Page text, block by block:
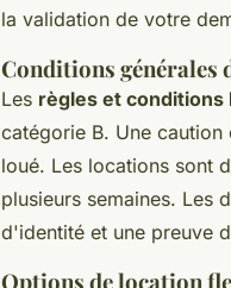
la validation de votre
Conditions générales
Les règles et conditions
catégorie B. Une
loué. Les locations sont
plusieurs semaines. Les
d'identité et une preuve
Options de location